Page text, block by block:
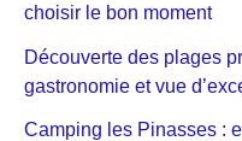
choisir le bon moment
Découverte des plages
gastronomie et vue
Camping les Pinasses :